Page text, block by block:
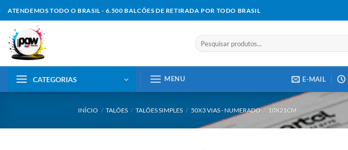
to
content
ATENDEMOS TODO O BRASIL - 6.500 BALCÕES DE RETIRADA POR TODO BRASIL
Pesquisar
por:
CATEGORIAS MENU E-MAIL
INÍCIO / TALÕES / TALÕES SIMPLES / 50X3 VIAS - NUMERADO / 10X21CM